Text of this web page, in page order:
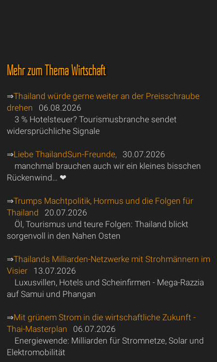
Mehr zum Thema Wirtschaft
⇒Thailand würde gerne weiter an der Preisschraube
drehen 06.08.2026
3 % Hotelsteuer? Tourismusbranche sendet
widersprüchliche Signale
⇒Liebe ThailandSun-Freunde,30.07.2026
manchmal brauchen auch wir ein kleines bisschen
Rückenwind… ❤
⇒Trumps Machtpolitik, Hormus und die Folgen für
Thailand 20.07.2026
Öl, Tourismus und teure Folgen: Thailand blickt
sorgenvoll in den Nahen Osten
⇒Thailands Milliarden-Netzwerke mit Strohmännern im
Visier13.07.2026
Luxusvillen, Hotels und Scheinfirmen - Mega-Razzia
auf Samui und Phangan
⇒Mit grünem Strom in die wirtschaftliche Zukunft -
Thai-Masterplan 06.07.2026
Energiewende: Milliarden für Stromnetze, Solar und
Elektromobilität